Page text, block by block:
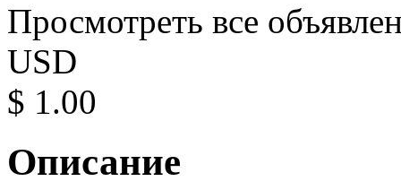
Просмотреть все
USD
$ 1.00
Описание